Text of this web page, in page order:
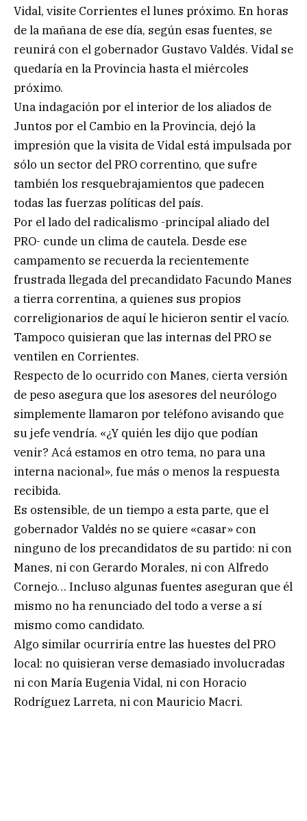
Vidal, visite Corrientes el lunes próximo. En horas
de la mañana de ese día, según esas fuentes, se
reunirá con el gobernador Gustavo Valdés. Vidal se
quedaría en la Provincia hasta el miércoles
próximo.
Una indagación por el interior de los aliados de
Juntos por el Cambio en la Provincia, dejó la
impresión que la visita de Vidal está impulsada por
sólo un sector del PRO correntino, que sufre
también los resquebrajamientos que padecen
todas las fuerzas políticas del país.
Por el lado del radicalismo -principal aliado del
PRO- cunde un clima de cautela. Desde ese
campamento se recuerda la recientemente
frustrada llegada del precandidato Facundo Manes
a tierra correntina, a quienes sus propios
correligionarios de aquí le hicieron sentir el vacío.
Tampoco quisieran que las internas del PRO se
ventilen en Corrientes.
Respecto de lo ocurrido con Manes, cierta versión
de peso asegura que los asesores del neurólogo
simplemente llamaron por teléfono avisando que
su jefe vendría. «¿Y quién les dijo que podían
venir? Acá estamos en otro tema, no para una
interna nacional», fue más o menos la respuesta
recibida.
Es ostensible, de un tiempo a esta parte, que el
gobernador Valdés no se quiere «casar» con
ninguno de los precandidatos de su partido: ni con
Manes, ni con Gerardo Morales, ni con Alfredo
Cornejo… Incluso algunas fuentes aseguran que él
mismo no ha renunciado del todo a verse a sí
mismo como candidato.
Algo similar ocurriría entre las huestes del PRO
local: no quisieran verse demasiado involucradas
ni con María Eugenia Vidal, ni con Horacio
Rodríguez Larreta, ni con Mauricio Macri.